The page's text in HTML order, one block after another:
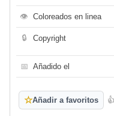
👁 Coloreados en linea
🔒 Copyright
📅 Añadido el
☆Añadir a favoritos